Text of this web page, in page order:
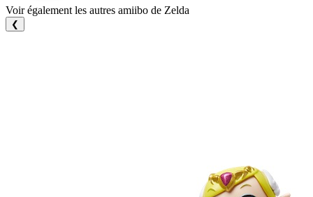
Voir également les autres amiibo de Zelda
❮